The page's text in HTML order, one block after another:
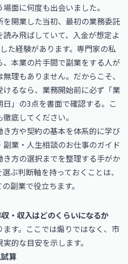
面に何度も出会いました。
開業した当初、最初の業務委託
み飛ばしていて、入金が想定よ
た経験があります。専門家の私
本業の片手間で副業をする人が
理もありません。だからこそ、
るなら、業務開始前に必ず「業
」の3点を書面で確認する。こ
底してください。
方や契約の基本を体系的に学び
副業・人生相談のお仕事のガイド
方の選択までを整理する手がか
ぶ判断軸を持っておくことは、
副業で役立ちます。
・収入はどのくらいになるか
す。ここでは煽りではなく、市
的な目安を示します。
算